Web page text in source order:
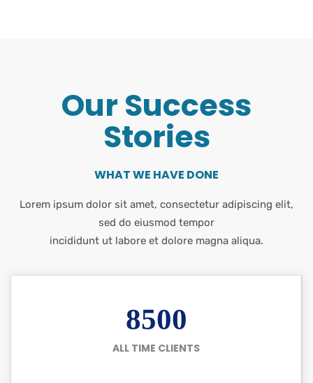
Our Success
Stories
WHAT WE HAVE DONE
Lorem ipsum dolor sit amet, consectetur adipiscing elit,
sed do eiusmod tempor
incididunt ut labore et dolore magna aliqua.
8500
ALL TIME CLIENTS